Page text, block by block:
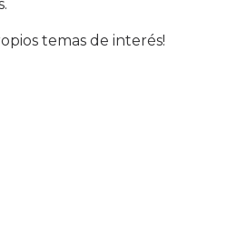
temas de interés!